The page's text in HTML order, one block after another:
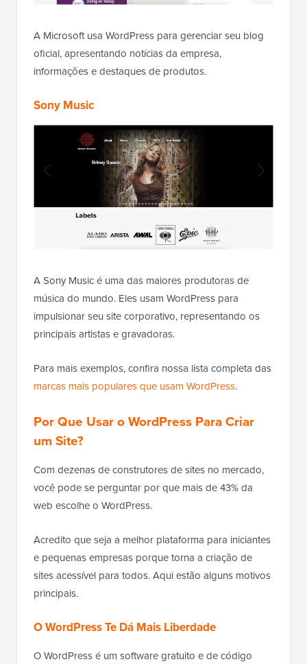
A Microsoft usa WordPress para gerenciar seu blog
oficial, apresentando notícias da empresa,
informações e destaques de produtos.
Sony Music
A Sony Music é uma das maiores produtoras de
música do mundo. Eles usam WordPress para
impulsionar seu site corporativo, representando os
principais artistas e gravadoras.
Para mais exemplos, confira nossa lista completa das
marcas mais populares que usam WordPress.
Por Que Usar o WordPress Para Criar
um Site?
Com dezenas de construtores de sites no mercado,
você pode se perguntar por que mais de 43% da
web escolhe o WordPress.
Acredito que seja a melhor plataforma para iniciantes
e pequenas empresas porque torna a criação de
sites acessível para todos. Aqui estão alguns motivos
principais.
O WordPress Te Dá Mais Liberdade
O WordPress é um software gratuito e de código